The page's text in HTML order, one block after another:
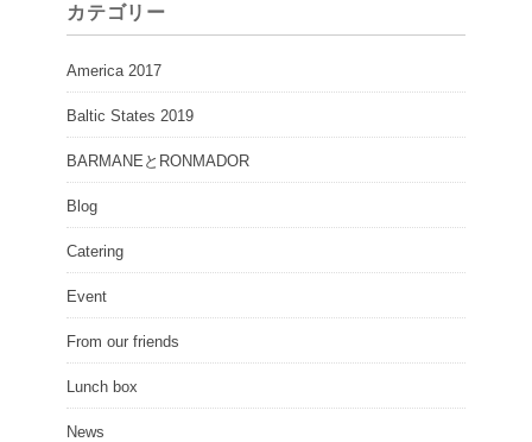
カテゴリー
America 2017
Baltic States 2019
BARMANEとRONMADOR
Blog
Catering
Event
From our friends
Lunch box
News